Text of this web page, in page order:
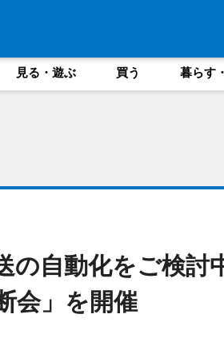
見る・遊ぶ 買う 暮らす
の自動化をご検討
会」を開催